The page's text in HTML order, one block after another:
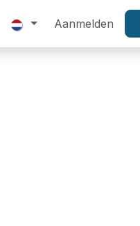
KlantenserviceAanmelden